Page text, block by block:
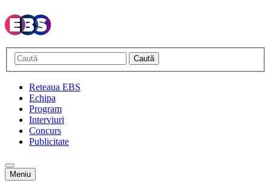
Caută
Reteaua EBS
Echipa
Program
Interviuri
Concurs
Publicitate
Meniu